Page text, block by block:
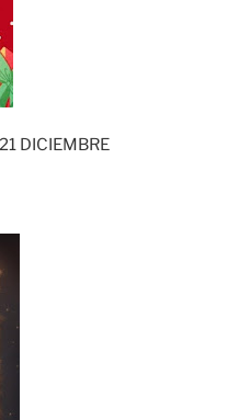
DICIEMBRE